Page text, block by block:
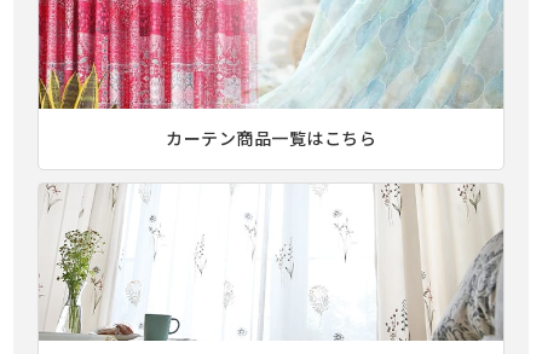
カーテン商品一覧はこちら